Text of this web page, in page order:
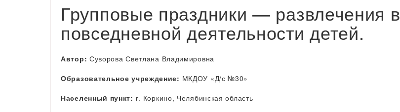
Групповые праздники — развлечения в
повседневной деятельности детей.
Автор: Суворова Светлана Владимировна
Образовательное учреждение: МКДОУ «Д/с №30»
Населенный пункт: г. Коркино, Челябинская область